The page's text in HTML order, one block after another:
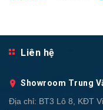
Liên hệ
Showroom Trung
Địa chỉ: BT3 Lô 8, KĐT